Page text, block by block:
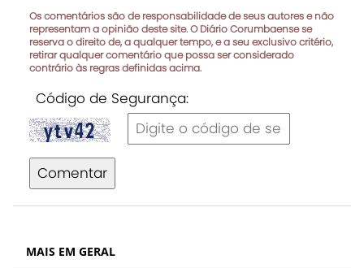
Os comentários são de responsabilidade de seus autores e não
representam a opinião deste site. O Diário Corumbaense se
reserva o direito de, a qualquer tempo, e a seu exclusivo critério,
retirar qualquer comentário que possa ser considerado
contrário às regras definidas acima.
Código de Segurança:
Comentar
MAIS EM GERAL